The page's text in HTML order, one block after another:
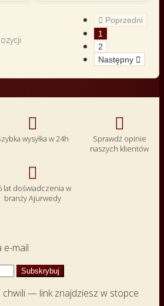
 Poprzedni
1
2
Następny 

wysyłka w 24h

Sprawdź opinie
naszych klientów

lat doświadczenia w
branży Ajurwedy
e-mail
chwili — link znajdziesz w stopce